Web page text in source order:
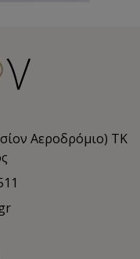
Αεροδρόμιο) TK